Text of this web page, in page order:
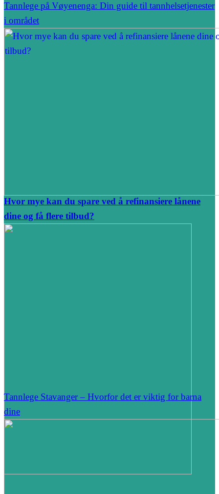
Tannlege på Vøyenenga: Din guide til tannhelsetjenester
i området
Hvor mye kan du spare ved å refinansiere lånene
dine og få flere tilbud?
Tannlege Stavanger – Hvorfor det er viktig for barna
dine